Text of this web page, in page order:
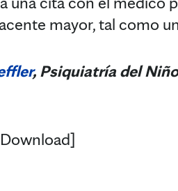
mayor, tal como
, Psiquiatría del